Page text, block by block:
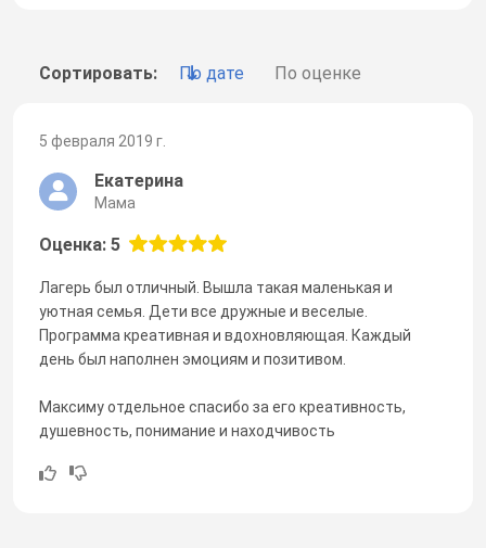
Сортировать: По дате По оценке
5 февраля 2019 г.
Екатерина
Мама
Оценка: 5
Лагерь был отличный. Вышла такая маленькая и
уютная семья. Дети все дружные и веселые.
Программа креативная и вдохновляющая. Каждый
день был наполнен эмоциям и позитивом.
Максиму отдельное спасибо за его креативность,
душевность, понимание и находчивость